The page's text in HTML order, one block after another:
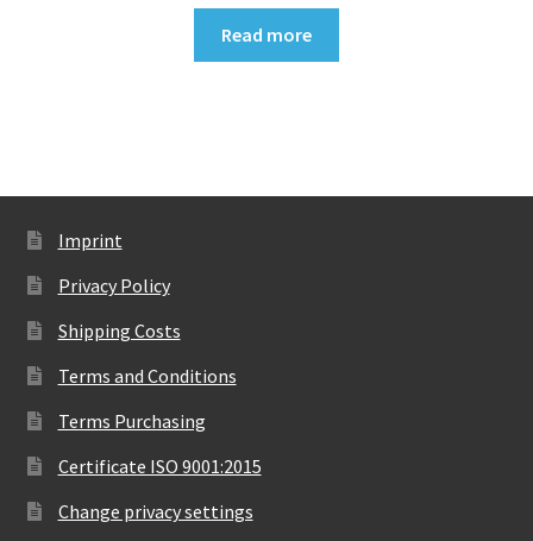
Read more
Imprint
Privacy Policy
Shipping Costs
Terms and Conditions
Terms Purchasing
Certificate ISO 9001:2015
Change privacy settings